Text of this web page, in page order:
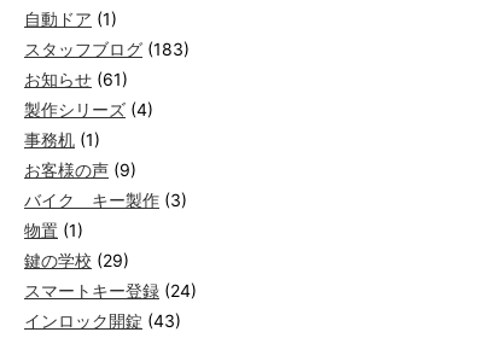
自動ドア (1)
スタッフブログ (183)
お知らせ (61)
製作シリーズ (4)
事務机 (1)
お客様の声 (9)
バイク キー製作 (3)
物置 (1)
鍵の学校 (29)
スマートキー登録 (24)
インロック開錠 (43)